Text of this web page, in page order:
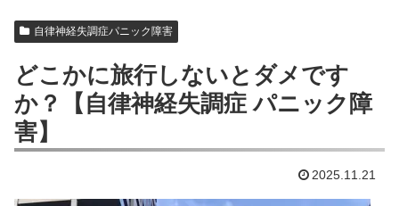
自律神経失調症パニック障害
どこかに旅行しないとダメです
か？【自律神経失調症 パニック障
害】
2025.11.21